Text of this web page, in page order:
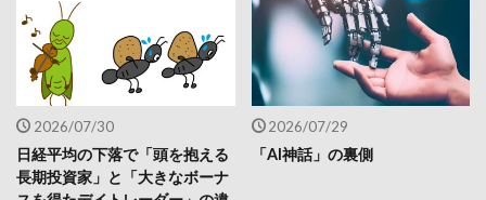
2026/07/30
日経平均の下落で「頭を抱える
長期投資家」と「大きなボーナ
2026/07/29
「AI神話」の裏側